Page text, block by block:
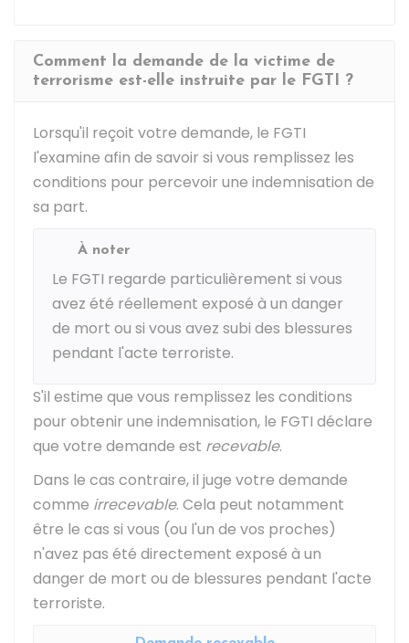
Comment la demande de la victime de
terrorisme est-elle instruite par le FGTI ?
Lorsqu'il reçoit votre demande, le FGTI
l'examine afin de savoir si vous remplissez les
conditions pour percevoir une indemnisation de
sa part.
À noter
Le FGTI regarde particulièrement si vous
avez été réellement exposé à un danger
de mort ou si vous avez subi des blessures
pendant l'acte terroriste.
S'il estime que vous remplissez les conditions
pour obtenir une indemnisation, le FGTI déclare
que votre demande est recevable.
Dans le cas contraire, il juge votre demande
comme irrecevable. Cela peut notamment
être le cas si vous (ou l'un de vos proches)
n'avez pas été directement exposé à un
danger de mort ou de blessures pendant l'acte
terroriste.